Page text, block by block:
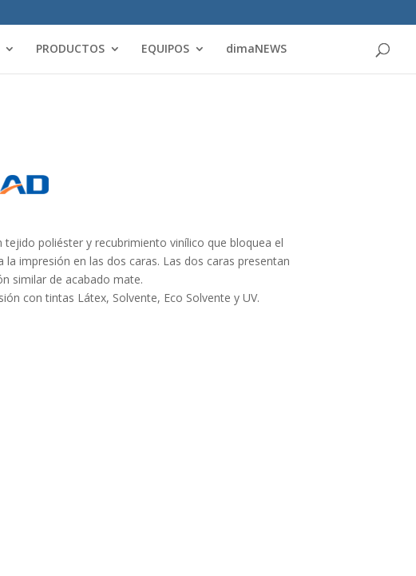
PRODUCTOS EQUIPOS dimaNEWS
Products
tejido poliéster y recubrimiento vinílico que bloquea el
la impresión en las dos caras. Las dos caras presentan
similar de acabado mate.
con tintas Látex, Solvente, Eco Solvente y UV.